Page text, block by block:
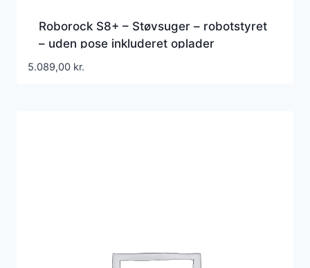
Roborock S8+ – Støvsuger – robotstyret
– uden pose inkluderet oplader
5.089,00 kr.